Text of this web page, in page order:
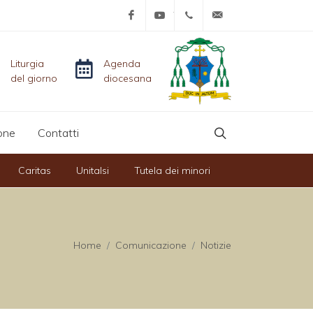
FacebookYouTube+39-0761-515152
Liturgia
del giorno
Agenda
diocesana
Contatti
Caritas Unitalsi Tutela dei minori
Home Comunicazione Notizie